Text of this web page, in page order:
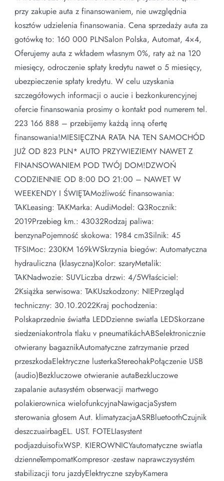
przy zakupie auta z finansowaniem, nie uwzględnia
kosztów udzielenia finansowania. Cena sprzedaży auta za
gotówkę to: 160 000 PLNSalon Polska, Automat, 4×4,
Oferujemy auta z wkładem własnym 0%, raty aż na 120
miesięcy, odroczenie spłaty kredytu nawet o 5 miesięcy,
ubezpieczenie spłaty kredytu. W celu uzyskania
szczegółowych informacji o aucie i bezkonkurencyjnej
ofercie finansowania prosimy o kontakt pod numerem tel.
223 166 888 – przebijemy każdą inną ofertę
finansowania!MIESIĘCZNA RATA NA TEN SAMOCHÓD
JUŻ OD 823 PLN* AUTO PRZYWIEZIEMY NAWET Z
FINANSOWANIEM POD TWÓJ DOM!DZWOŃ
CODZIENNIE OD 8:00 DO 21:00 – NAWET W
WEEKENDY I ŚWIĘTAMożliwość finansowania:
TAKLeasing: TAKMarka: AudiModel: Q3Rocznik:
2019Przebieg km.: 43032Rodzaj paliwa:
benzynaPojemność skokowa: 1984 cm3Silnik: 45
TFSIMoc: 230KM 169kWSkrzynia biegów: Automatyczna
hydrauliczna (klasyczna)Kolor: szaryMetalik:
TAKNadwozie: SUVLiczba drzwi: 4/5Właściciel:
2Książka serwisowa: TAKUszkodzony: NIEPrzegląd
techniczny: 30.10.2022Kraj pochodzenia:
Polskaprzednie światła LEDDzienne swiatla LEDSkorzane
siedzeniakontrola tlaku v pneumatikáchABSelektronicznie
otwierany bagaznikAutomatyczne zatrzymanie przed
przeszkodaElektryczne lusterkaStereohakPołączenie USB
(audio)Bezkluczowe otwieranie autaBezkluczowe
zapalanie autasystém obserwacji martwego
polakierownica wielofunkcyjnaNawigacjaSystem
sterowania głosem Aut. klimatyzacjaASRBluetoothCzujnik
deszczuairbagEL. UST. FOTELIasystent
podjazduisofixWSP. KIEROWNICYautomatyczne swiatla
dzienneTempomatKompresor -zestaw naprawczysystém
stabilizacji toru jazdyElektryczne szybyKamera